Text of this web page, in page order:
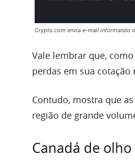
Crypto.com envia e-mail informando
Vale lembrar que,
perdas em sua
Contudo, mostra que
região de grande
Canadá de